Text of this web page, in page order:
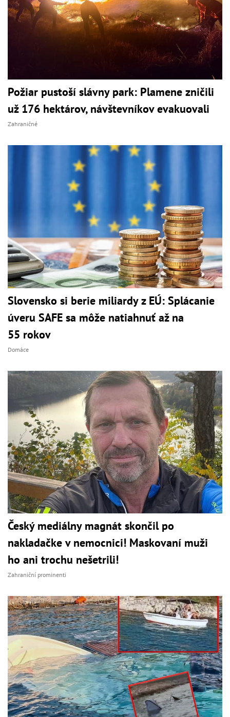
Požiar pustoší slávny park: Plamene zničili
už 176 hektárov, návštevníkov evakuovali
Zahraničné
Slovensko si berie miliardy z EÚ: Splácanie
úveru SAFE sa môže natiahnuť až na
55 rokov
Domáce
Český mediálny magnát skončil po
nakladačke v nemocnici! Maskovaní muži
ho ani trochu nešetrili!
Zahraniční prominenti